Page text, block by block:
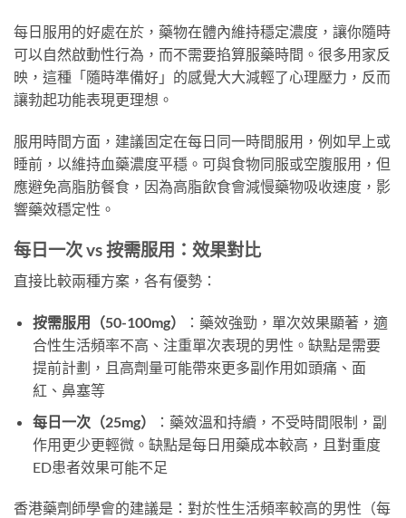
每日服用的好處在於，藥物在體內維持穩定濃度，讓你隨時
可以自然啟動性行為，而不需要掐算服藥時間。很多用家反
映，這種「隨時準備好」的感覺大大減輕了心理壓力，反而
讓勃起功能表現更理想。
服用時間方面，建議固定在每日同一時間服用，例如早上或
睡前，以維持血藥濃度平穩。可與食物同服或空腹服用，但
應避免高脂肪餐食，因為高脂飲食會減慢藥物吸收速度，影
響藥效穩定性。
每日一次 vs 按需服用：效果對比
直接比較兩種方案，各有優勢：
按需服用（50-100mg）
：藥效強勁，單次效果顯著，適
合性生活頻率不高、注重單次表現的男性。缺點是需要
提前計劃，且高劑量可能帶來更多副作用如頭痛、面
紅、鼻塞等
每日一次（25mg）
：藥效溫和持續，不受時間限制，副
作用更少更輕微。缺點是每日用藥成本較高，且對重度
ED患者效果可能不足
香港藥劑師學會的建議是：對於性生活頻率較高的男性（每